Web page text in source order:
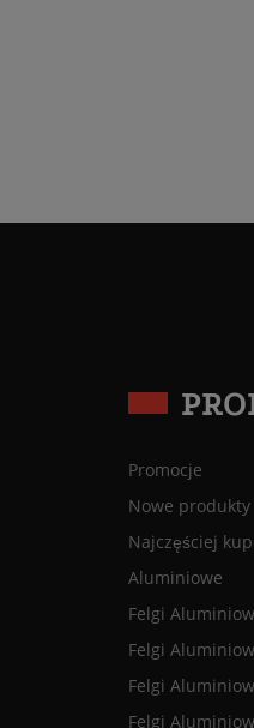
Promocje
Nowe produkty
Najczęściej
Aluminiowe
Felgi
Felgi
Felgi
Felgi